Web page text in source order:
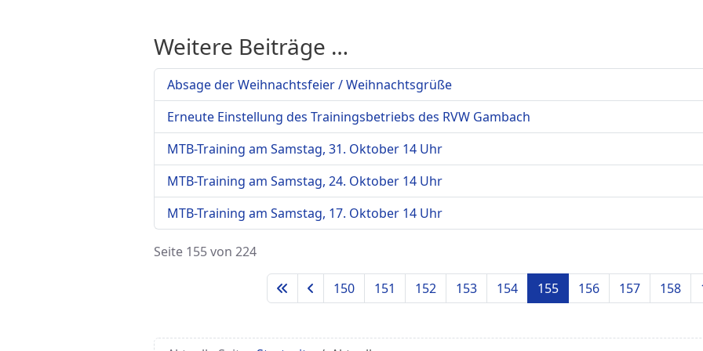
Weitere Beiträge …
Absage der Weihnachtsfeier / Weihnachtsgrüße
Erneute Einstellung des Trainingsbetriebs des RVW Gambach
MTB-Training am Samstag, 31. Oktober 14 Uhr
MTB-Training am Samstag, 24. Oktober 14 Uhr
MTB-Training am Samstag, 17. Oktober 14 Uhr
Seite 155 von 224
150 151 152 153 154 155 156 157 158